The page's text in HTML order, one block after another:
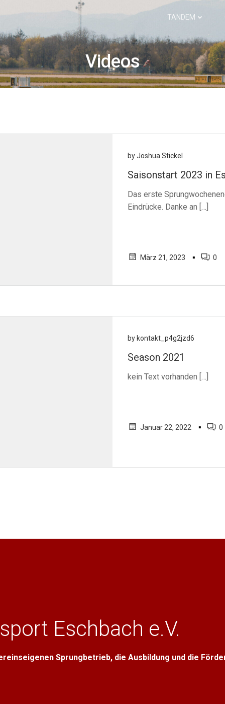
TANDEM
Videos
byJoshua Stickel
Saisonstart 2023 in
Das erste
Eindrücke. Danke an […]
März 21, 2023 ▪ 0
by kontakt_p4g2jzd6
Season 2021
kein Text vorhanden […]
Januar 22, 2022 ▪ 0
Eschbach e.V.
Sprungbetrieb, die Ausbildung und die